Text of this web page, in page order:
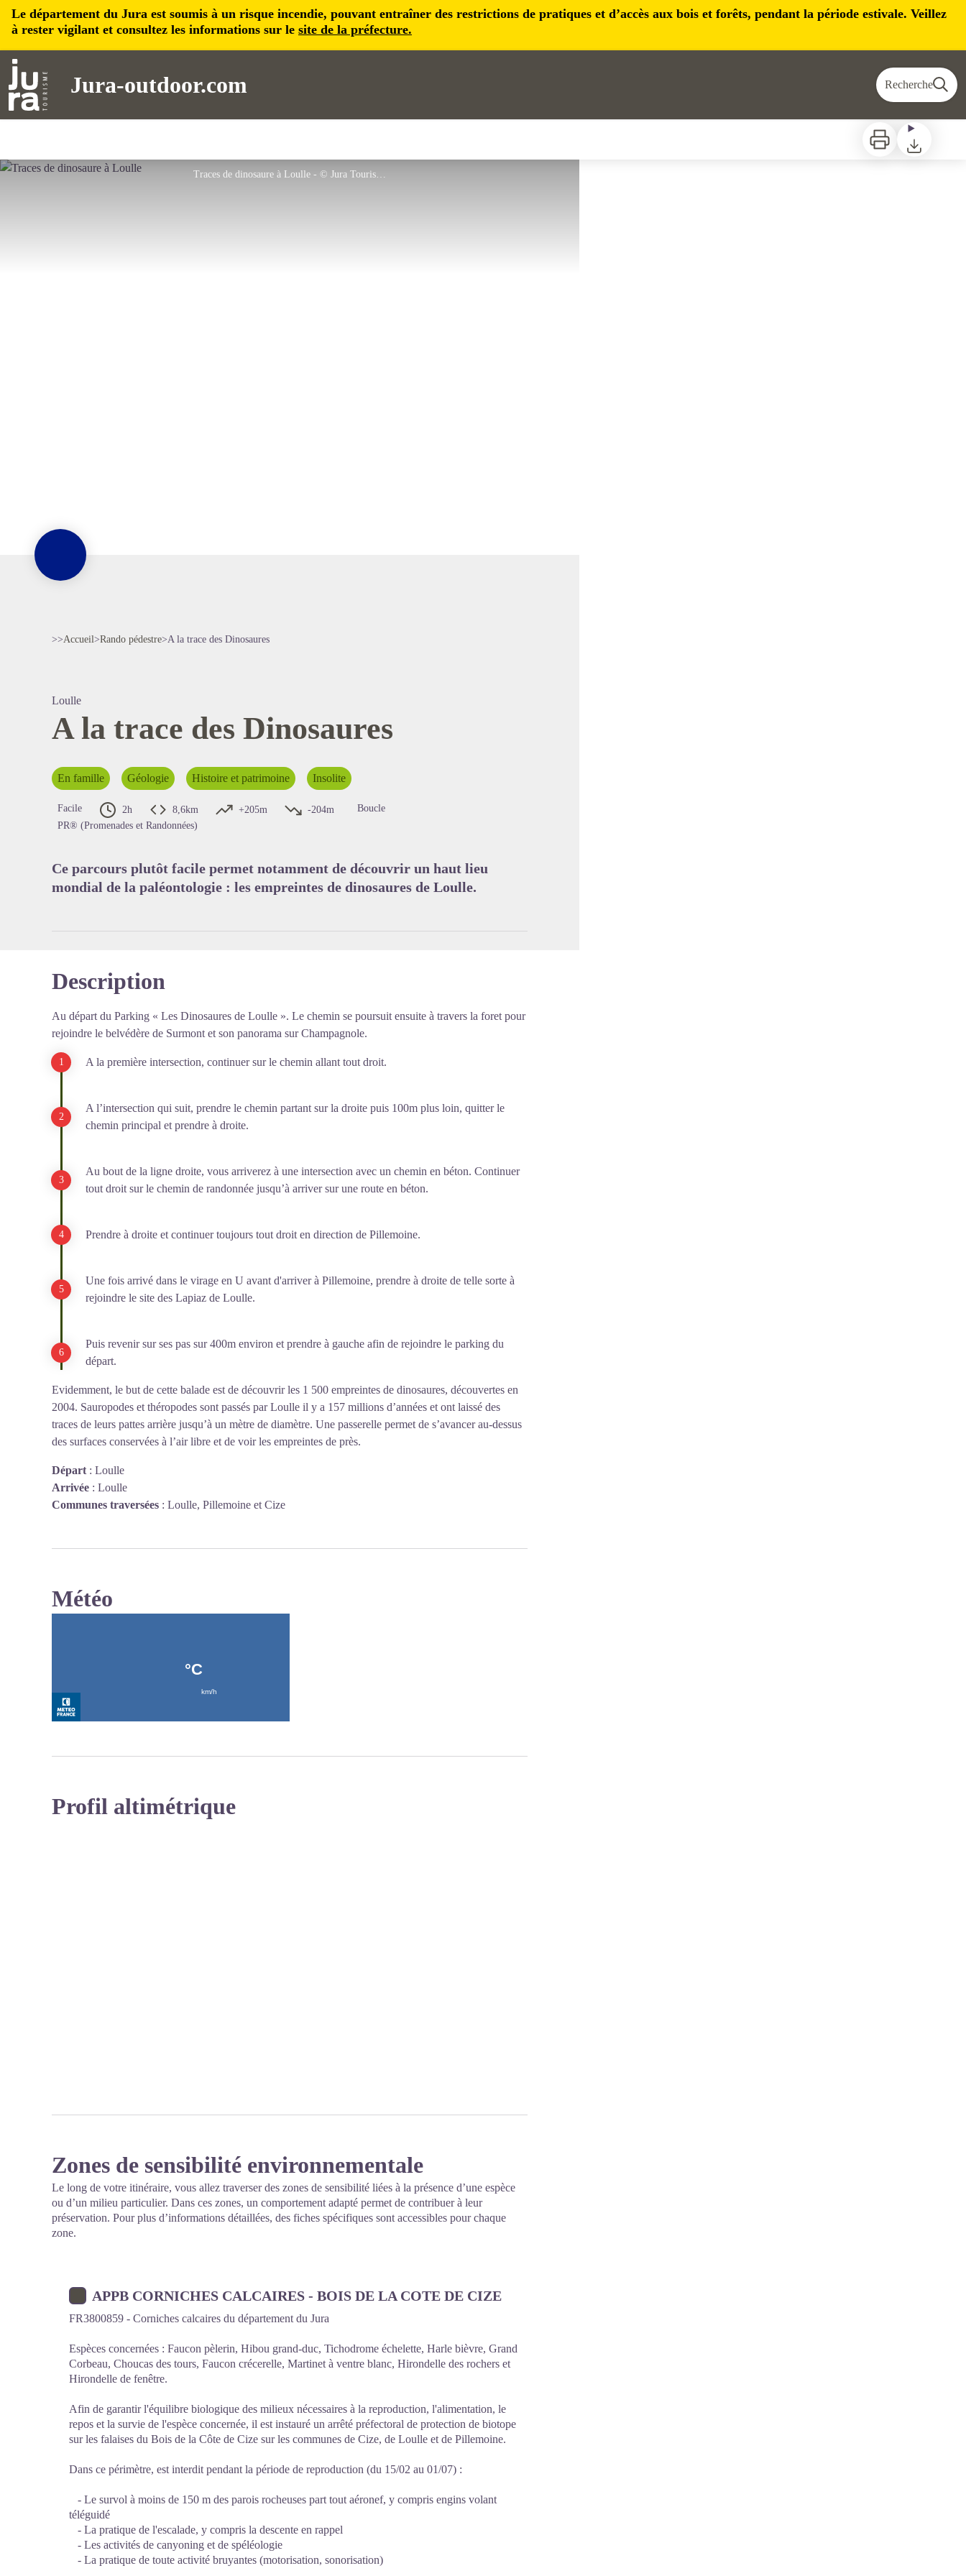
Le département du Jura est soumis à un risque incendie, pouvant entraîner des restrictions de pratiques et d’accès aux bois et forêts, pendant la période estivale. Veillez
à rester vigilant et consultez les informations sur le site de la préfecture.
Jura-outdoor.com Recherche
Imprimer Télécharger
Traces de dinosaure à Loulle - © Jura Tourisme
>>Accueil>Rando pédestre>A la trace des Dinosaures
Loulle
A la trace des Dinosaures
En famille Géologie Histoire et patrimoine Insolite
Facile 2h 8,6km +205m -204m
Boucle
PR® (Promenades et Randonnées)
Ce parcours plutôt facile permet notamment de découvrir un haut lieu
mondial de la paléontologie : les empreintes de dinosaures de Loulle.
Description
Au départ du Parking « Les Dinosaures de Loulle ». Le chemin se poursuit ensuite à travers la foret pour
rejoindre le belvédère de Surmont et son panorama sur Champagnole.
A la première intersection, continuer sur le chemin allant tout droit.
A l’intersection qui suit, prendre le chemin partant sur la droite puis 100m plus loin, quitter le
chemin principal et prendre à droite.
Au bout de la ligne droite, vous arriverez à une intersection avec un chemin en béton. Continuer
tout droit sur le chemin de randonnée jusqu’à arriver sur une route en béton.
Prendre à droite et continuer toujours tout droit en direction de Pillemoine.
Une fois arrivé dans le virage en U avant d'arriver à Pillemoine, prendre à droite de telle sorte à
rejoindre le site des Lapiaz de Loulle.
Puis revenir sur ses pas sur 400m environ et prendre à gauche afin de rejoindre le parking du
départ.
Evidemment, le but de cette balade est de découvrir les 1 500 empreintes de dinosaures, découvertes en
2004. Sauropodes et théropodes sont passés par Loulle il y a 157 millions d’années et ont laissé des
traces de leurs pattes arrière jusqu’à un mètre de diamètre. Une passerelle permet de s’avancer au-dessus
des surfaces conservées à l’air libre et de voir les empreintes de près.
Départ : Loulle
Arrivée : Loulle
Communes traversées : Loulle, Pillemoine et Cize
Météo
Profil altimétrique
Zones de sensibilité environnementale
Le long de votre itinéraire, vous allez traverser des zones de sensibilité liées à la présence d’une espèce
ou d’un milieu particulier. Dans ces zones, un comportement adapté permet de contribuer à leur
préservation. Pour plus d’informations détaillées, des fiches spécifiques sont accessibles pour chaque
zone.
APPB CORNICHES CALCAIRES - BOIS DE LA COTE DE CIZE
FR3800859 - Corniches calcaires du département du Jura
Espèces concernées : Faucon pèlerin, Hibou grand-duc, Tichodrome échelette, Harle bièvre, Grand
Corbeau, Choucas des tours, Faucon crécerelle, Martinet à ventre blanc, Hirondelle des rochers et
Hirondelle de fenêtre.
Afin de garantir l'équilibre biologique des milieux nécessaires à la reproduction, l'alimentation, le
repos et la survie de l'espèce concernée, il est instauré un arrêté préfectoral de protection de biotope
sur les falaises du Bois de la Côte de Cize sur les communes de Cize, de Loulle et de Pillemoine.
Dans ce périmètre, est interdit pendant la période de reproduction (du 15/02 au 01/07) :
- Le survol à moins de 150 m des parois rocheuses part tout aéronef, y compris engins volant
téléguidé
- La pratique de l'escalade, y compris la descente en rappel
- Les activités de canyoning et de spéléologie
- La pratique de toute activité bruyantes (motorisation, sonorisation)